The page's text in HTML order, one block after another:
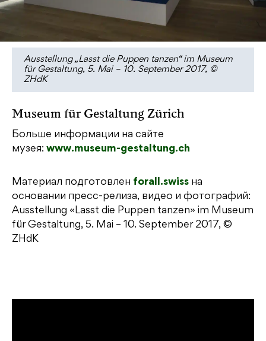
Ausstellung „Lasst die Puppen tanzen“ im Museum
für Gestaltung, 5. Mai – 10. September 2017, ©
ZHdK
Museum für Gestaltung Zürich
Больше информации на сайте
музея: www.museum-gestaltung.ch
Материал подготовлен forall.swiss на
основании пресс-релиза, видео и фотографий:
Ausstellung «Lasst die Puppen tanzen» im Museum
für Gestaltung, 5. Mai – 10. September 2017, ©
ZHdK